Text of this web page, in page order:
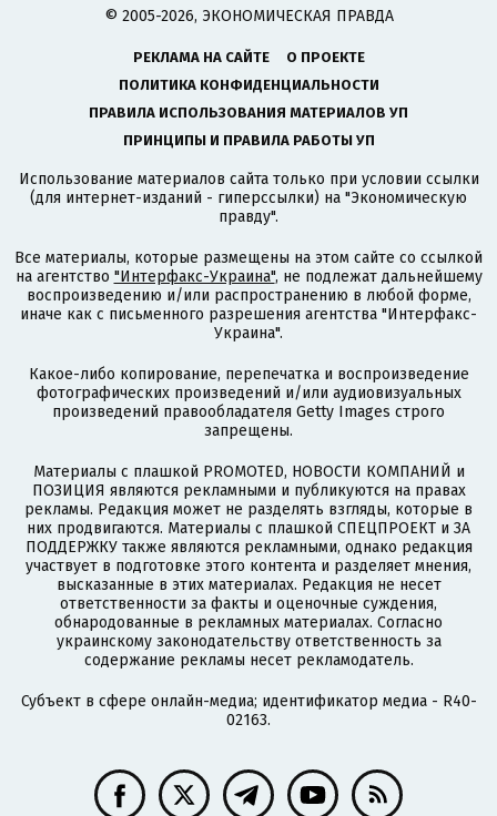
© 2005-2026, ЭКОНОМИЧЕСКАЯ ПРАВДА
РЕКЛАМА НА САЙТЕ
О ПРОЕКТЕ
ПОЛИТИКА КОНФИДЕНЦИАЛЬНОСТИ
ПРАВИЛА ИСПОЛЬЗОВАНИЯ МАТЕРИАЛОВ УП
ПРИНЦИПЫ И ПРАВИЛА РАБОТЫ УП
Использование материалов сайта только при условии ссылки
(для интернет-изданий - гиперссылки) на "Экономическую
правду".
Все материалы, которые размещены на этом сайте со ссылкой
на агентство "Интерфакс-Украина", не подлежат дальнейшему
воспроизведению и/или распространению в любой форме,
иначе как с письменного разрешения агентства "Интерфакс-
Украина".
Какое-либо копирование, перепечатка и воспроизведение
фотографических произведений и/или аудиовизуальных
произведений правообладателя Getty Images строго
запрещены.
Материалы с плашкой PROMOTED, НОВОСТИ КОМПАНИЙ и
ПОЗИЦИЯ являются рекламными и публикуются на правах
рекламы. Редакция может не разделять взгляды, которые в
них продвигаются. Материалы с плашкой СПЕЦПРОЕКТ и ЗА
ПОДДЕРЖКУ также являются рекламными, однако редакция
участвует в подготовке этого контента и разделяет мнения,
высказанные в этих материалах. Редакция не несет
ответственности за факты и оценочные суждения,
обнародованные в рекламных материалах. Согласно
украинскому законодательству ответственность за
содержание рекламы несет рекламодатель.
Субъект в сфере онлайн-медиа; идентификатор медиа - R40-
02163.